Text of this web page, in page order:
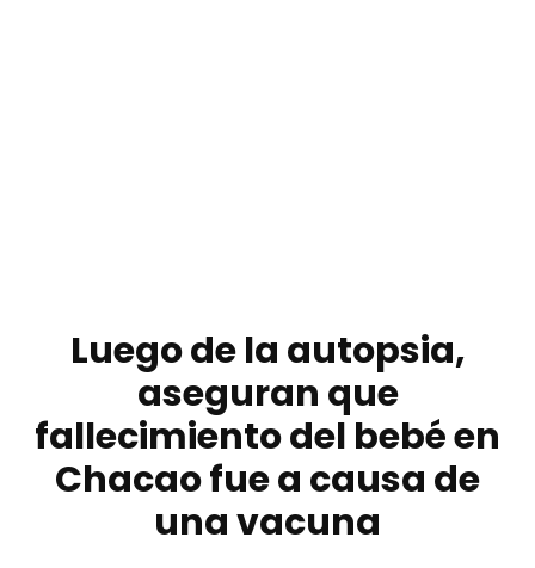
Luego de la autopsia,
aseguran que
fallecimiento del bebé en
Chacao fue a causa de
una vacuna